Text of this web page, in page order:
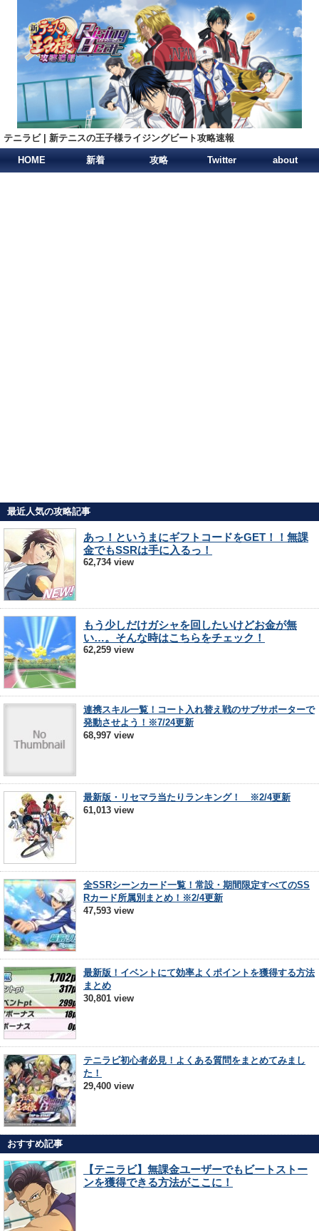
テニラビ | 新テニスの王子様ライジングビート攻略速報
HOME 新着 攻略 Twitter about
最近人気の攻略記事
あっ！というまにギフトコードをGET！！無課
金でもSSRは手に入るっ！
62,734 view
もう少しだけガシャを回したいけどお金が無
い…。そんな時はこちらをチェック！
62,259 view
連携スキル一覧！コート入れ替え戦のサブサポーターで
発動させよう！※7/24更新
68,997 view
最新版・リセマラ当たりランキング！ ※2/4更新
61,013 view
全SSRシーンカード一覧！常設・期間限定すべてのSS
Rカード所属別まとめ！※2/4更新
47,593 view
最新版！イベントにて効率よくポイントを獲得する方法
まとめ
30,801 view
テニラビ初心者必見！よくある質問をまとめてみまし
た！
29,400 view
おすすめ記事
【テニラビ】無課金ユーザーでもビートストー
ンを獲得できる方法がここに！